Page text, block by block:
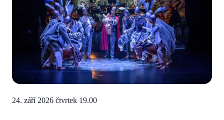
24. září 2026 čtvrtek 19.00